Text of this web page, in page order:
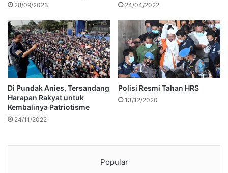
28/09/2023 24/04/2022
Di Pundak Anies, Tersandang
Harapan Rakyat untuk
Kembalinya Patriotisme
24/11/2022
Polisi Resmi Tahan HRS
13/12/2020
Popular